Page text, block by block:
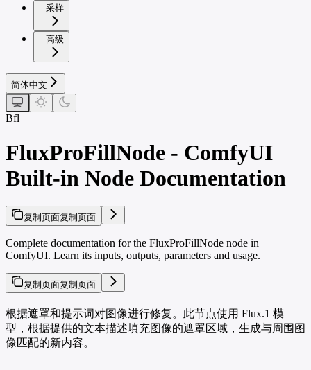
采样
高级
简体中文
Bfl
FluxProFillNode - ComfyUI
Built-in Node Documentation
复制页面复制页面
Complete documentation for the FluxProFillNode node in
ComfyUI. Learn its inputs, outputs, parameters and usage.
复制页面复制页面
根据遮罩和提示词对图像进行修复。此节点使用 Flux.1 模
型，根据提供的文本描述填充图像的遮罩区域，生成与周围图
像匹配的新内容。